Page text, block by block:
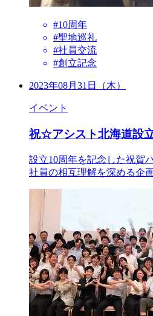
#10周年
#聖地巡礼
#社員交流
#創立記念
2023年08月31日（木）
イベント
祝☆アシスト北海道設
設立10周年を記念した祝賀
社員の相互理解を深める企